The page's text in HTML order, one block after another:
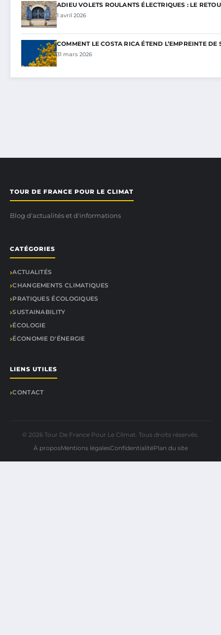
ADIEU VOLETS ROULANTS ÉLECTRIQUES : LE
1 avril 2026
COMMENT LE COSTA RICA ÉTEND L’EMPREINTE DE
31 mars 2026
TOUR DE FRANCE POUR LE CLIMAT
Blog d'actualités et d'informations
CATÉGORIES
ACTUALITÉS
CHANGEMENTS CLIMATIQUES
PRATIQUES ÉCOLOGIQUES
SUSTAINABILITY
ÉCOLOGIE
ÉCONOMIE D'ÉNERGIE
LIENS UTILES
CONTACT
© 2026 Tour De France Pour Le Climat. Tous droits réservés.
À proposMentions légalesConfidentialitéPlan du site